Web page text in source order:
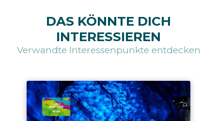
DAS KÖNNTE DICH
INTERESSIEREN
Verwandte Interessenpunkte entdecken